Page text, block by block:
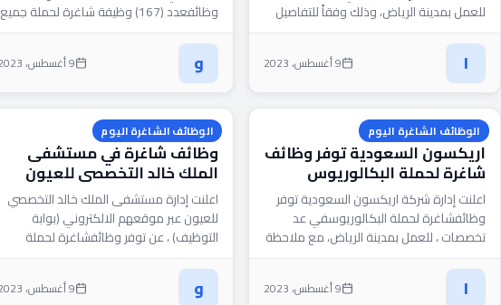
للعمل بمدينة الرياض، وذلك وفقاً للتفاصيل
التالية: المسمى الوظيفي: محلل اكتواري.
المؤهلات...
ا 9 أغسطس، 2023
وظائفعدد (167) وظيفة شاغرة لحملة جميع
المؤهلات (الثانوية، الدبلوم، البكالوريوس)
(للرجال...
و 9 أغسطس، 2023
الوظائف الشاغرة اليوم
اريكسون السعودية توفر وظائف
شاغرة لحملة البكالوريوس
اعلنت إدارة شركة اريكسون السعودية توفر
وظائفشاغرة لحملة البكالوريوسفي عد
تخصصات ، للعمل بمدينة الرياض، مع ملاحظة
أن أفضلية التوظيف للسعوديين، وذلك وفقاً
للتفاصيل...
ا 9 أغسطس، 2023
الوظائف الشاغرة اليوم
وظائف شاغرة في مستشفى
الملك خالد التخصصي للعيون
اعلنت إدارة مستشفى الملك خالد التخصصي
للعيون عبر موقعهم الالكتروني (بوابة
التوظيف) ، عن توفر وظائفشاغرة لحملة
البكالوريوسوالماجستير، في عدة تخصصات،
للعمل...
و 9 أغسطس، 2023